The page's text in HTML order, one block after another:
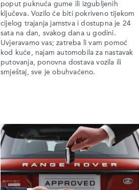
poput puknuća gume ili izgubljenih
ključeva. Vozilo će biti pokriveno tijekom
cijelog trajanja jamstva i dostupna je 24
sata na dan, svakog dana u godini.
Uvjeravamo vas; zatreba li vam pomoć
kod kuće, najam automobila za nastavak
putovanja, ponovna dostava vozila ili
smještaj, sve je obuhvaćeno.​​